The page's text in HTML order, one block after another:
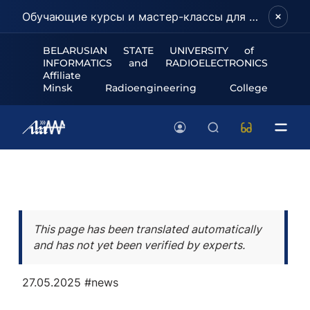
Обучающие курсы и мастер-классы для школьников и абитуриентов!
BELARUSIAN STATE UNIVERSITY of
INFORMATICS and RADIOELECTRONICS
Affiliate
Minsk Radioengineering College
This page has been translated automatically
and has not yet been verified by experts.
27.05.2025 #news